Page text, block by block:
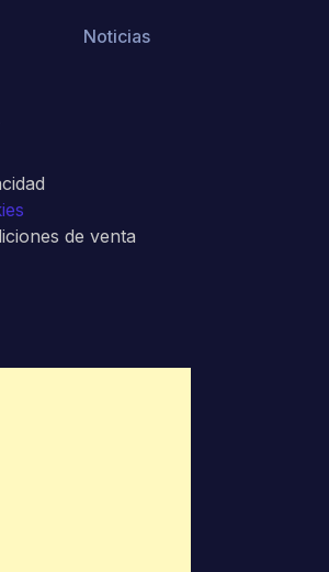
Noticias
de venta